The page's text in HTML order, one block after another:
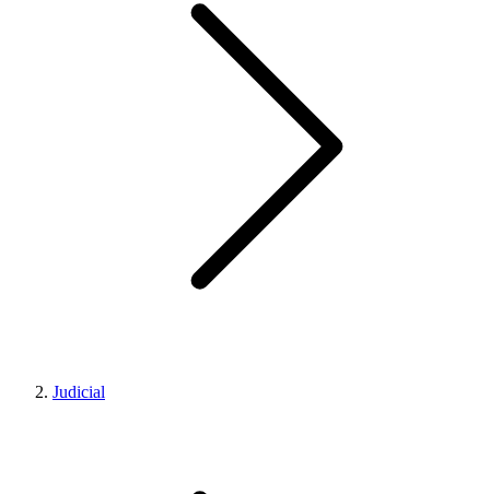
Judicial